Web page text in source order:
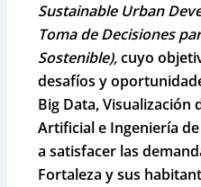
Sustainable Urban
Toma de Decisiones
Sostenible),cuyo
desafíos y
Big Data, Visualización
Artificial e Ingeniería
a satisfacer las
Fortaleza y sus